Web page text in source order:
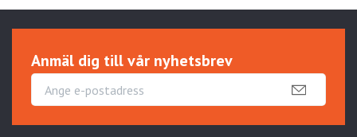
Anmäl dig till vår nyhetsbrev